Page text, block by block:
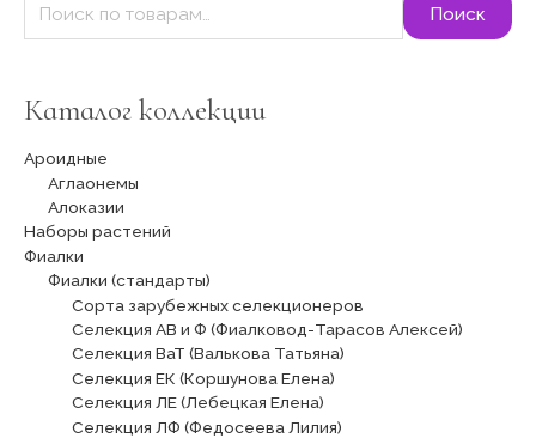
Поиск
Каталог коллекции
Ароидные
Аглаонемы
Алоказии
Наборы растений
Фиалки
Фиалки (стандарты)
Сорта зарубежных селекционеров
Селекция АВ и Ф (Фиалковод-Тарасов Алексей)
Селекция ВаТ (Валькова Татьяна)
Селекция ЕК (Коршунова Елена)
Селекция ЛЕ (Лебецкая Елена)
Селекция ЛФ (Федосеева Лилия)